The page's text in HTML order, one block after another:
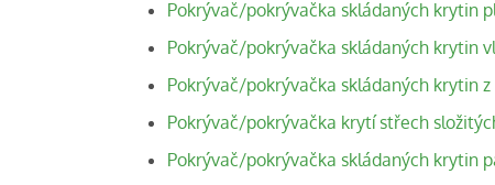
Pokrývač/pokrývačka skládaných krytin
Pokrývač/pokrývačka skládaných krytin
Pokrývač/pokrývačka skládaných krytin
Pokrývač/pokrývačka krytí střech
Pokrývač/pokrývačka skládaných krytin